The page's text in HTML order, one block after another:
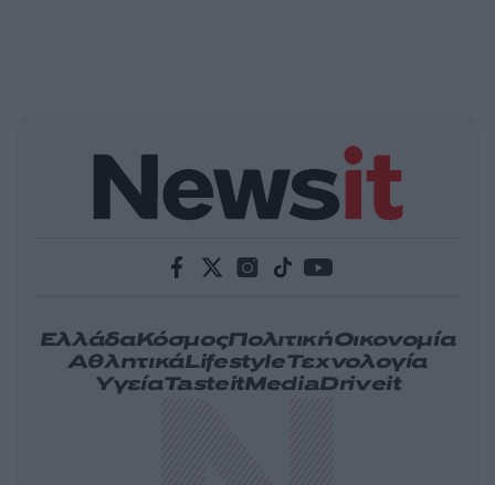
ΕλλάδαΚόσμοςΠολιτικήΟικονομία
ΑθλητικάLifestyleΤεχνολογία
ΥγείαTasteitMediaDriveit